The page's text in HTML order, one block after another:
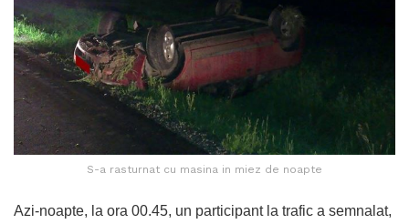
S-a rasturnat cu masina in miez de noapte
Azi-noapte, la ora 00.45, un participant la trafic a semnalat,